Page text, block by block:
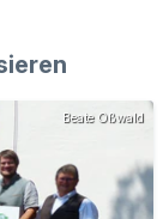
Beate Oßwald